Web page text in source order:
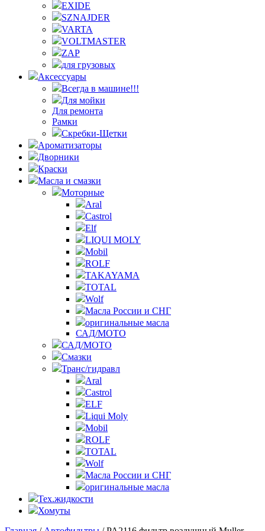
EXIDE
SZNAJDER
VARTA
VOLTMASTER
ZAP
для грузовых
Аксессуары
Всегда в машине!!!
Для мойки
Для ремонта
Рамки
Скребки-Щетки
Ароматизаторы
Дворники
Краски
Масла и смазки
Моторные
Aral
Castrol
Elf
LIQUI MOLY
Mobil
ROLF
TAKAYAMA
TOTAL
Wolf
Масла России и СНГ
оригинальные масла
САД/МОТО
САД/МОТО
Смазки
Транс/гидравл
Aral
Castrol
ELF
Liqui Moly
Mobil
ROLF
TOTAL
Wolf
Масла России и СНГ
оригинальные масла
Тех.жидкости
Хомуты